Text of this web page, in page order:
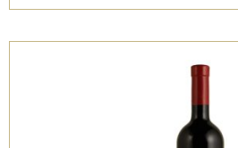
IGT
quantità